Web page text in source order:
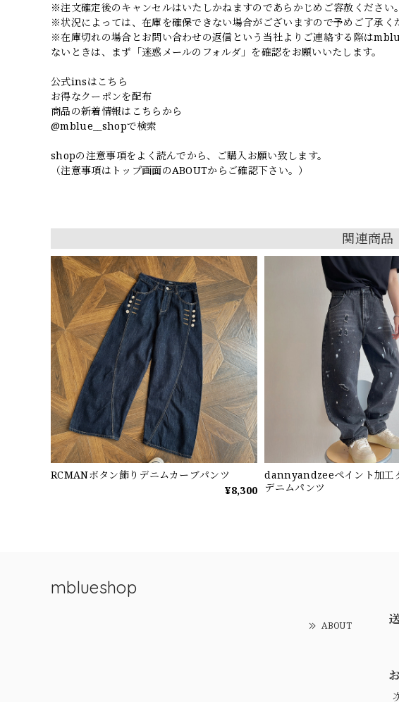
※注文確定後のキャンセルはいたしかねますのであらかじめご容赦ください。
※状況によっては、在庫を確保できない場合がございますので予めご了承く
※在庫切れの場合とお問い合わせの返信という当社よりご連絡する際は
ないときは、まず「迷惑メールのフォルダ」を確認をお願いいたします。
公式insはこちら
お得なクーポンを配布
商品の新着情報はこちらから
@mblue__shopで検索
shopの注意事項をよく読んでから、ご購入お願い致します。
（注意事項はトップ画面のABOUTからご確認下さい。）
関連商品
RCMANボタン飾りデニムカーブパンツ
¥8,300
dannyandzeeペイント加工
デニムパンツ
mblueshop
ABOUT